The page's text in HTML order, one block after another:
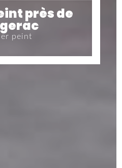
près de
peint